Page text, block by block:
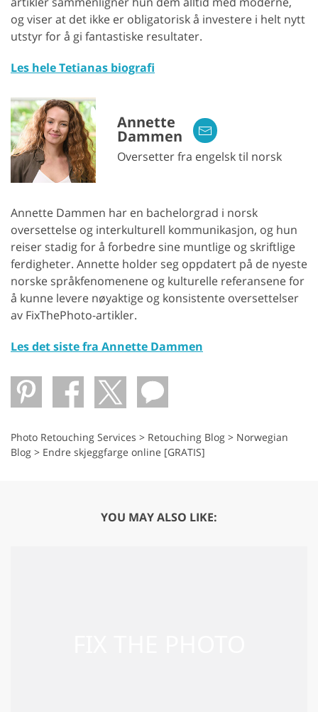
og viser at det ikke er obligatorisk å investere i helt nytt
utstyr for å gi fantastiske resultater.
Les hele Tetianas biografi
Annette
Dammen
Oversetter fra engelsk til norsk
Annette Dammen har en bachelorgrad i norsk
oversettelse og interkulturell kommunikasjon, og hun
reiser stadig for å forbedre sine muntlige og skriftlige
ferdigheter. Annette holder seg oppdatert på de nyeste
norske språkfenomenene og kulturelle referansene for
å kunne levere nøyaktige og konsistente oversettelser
av FixThePhoto-artikler.
Les det siste fra Annette Dammen
Photo Retouching Services > Retouching Blog > Norwegian
Blog > Endre skjeggfarge online [GRATIS]
YOU MAY ALSO LIKE: